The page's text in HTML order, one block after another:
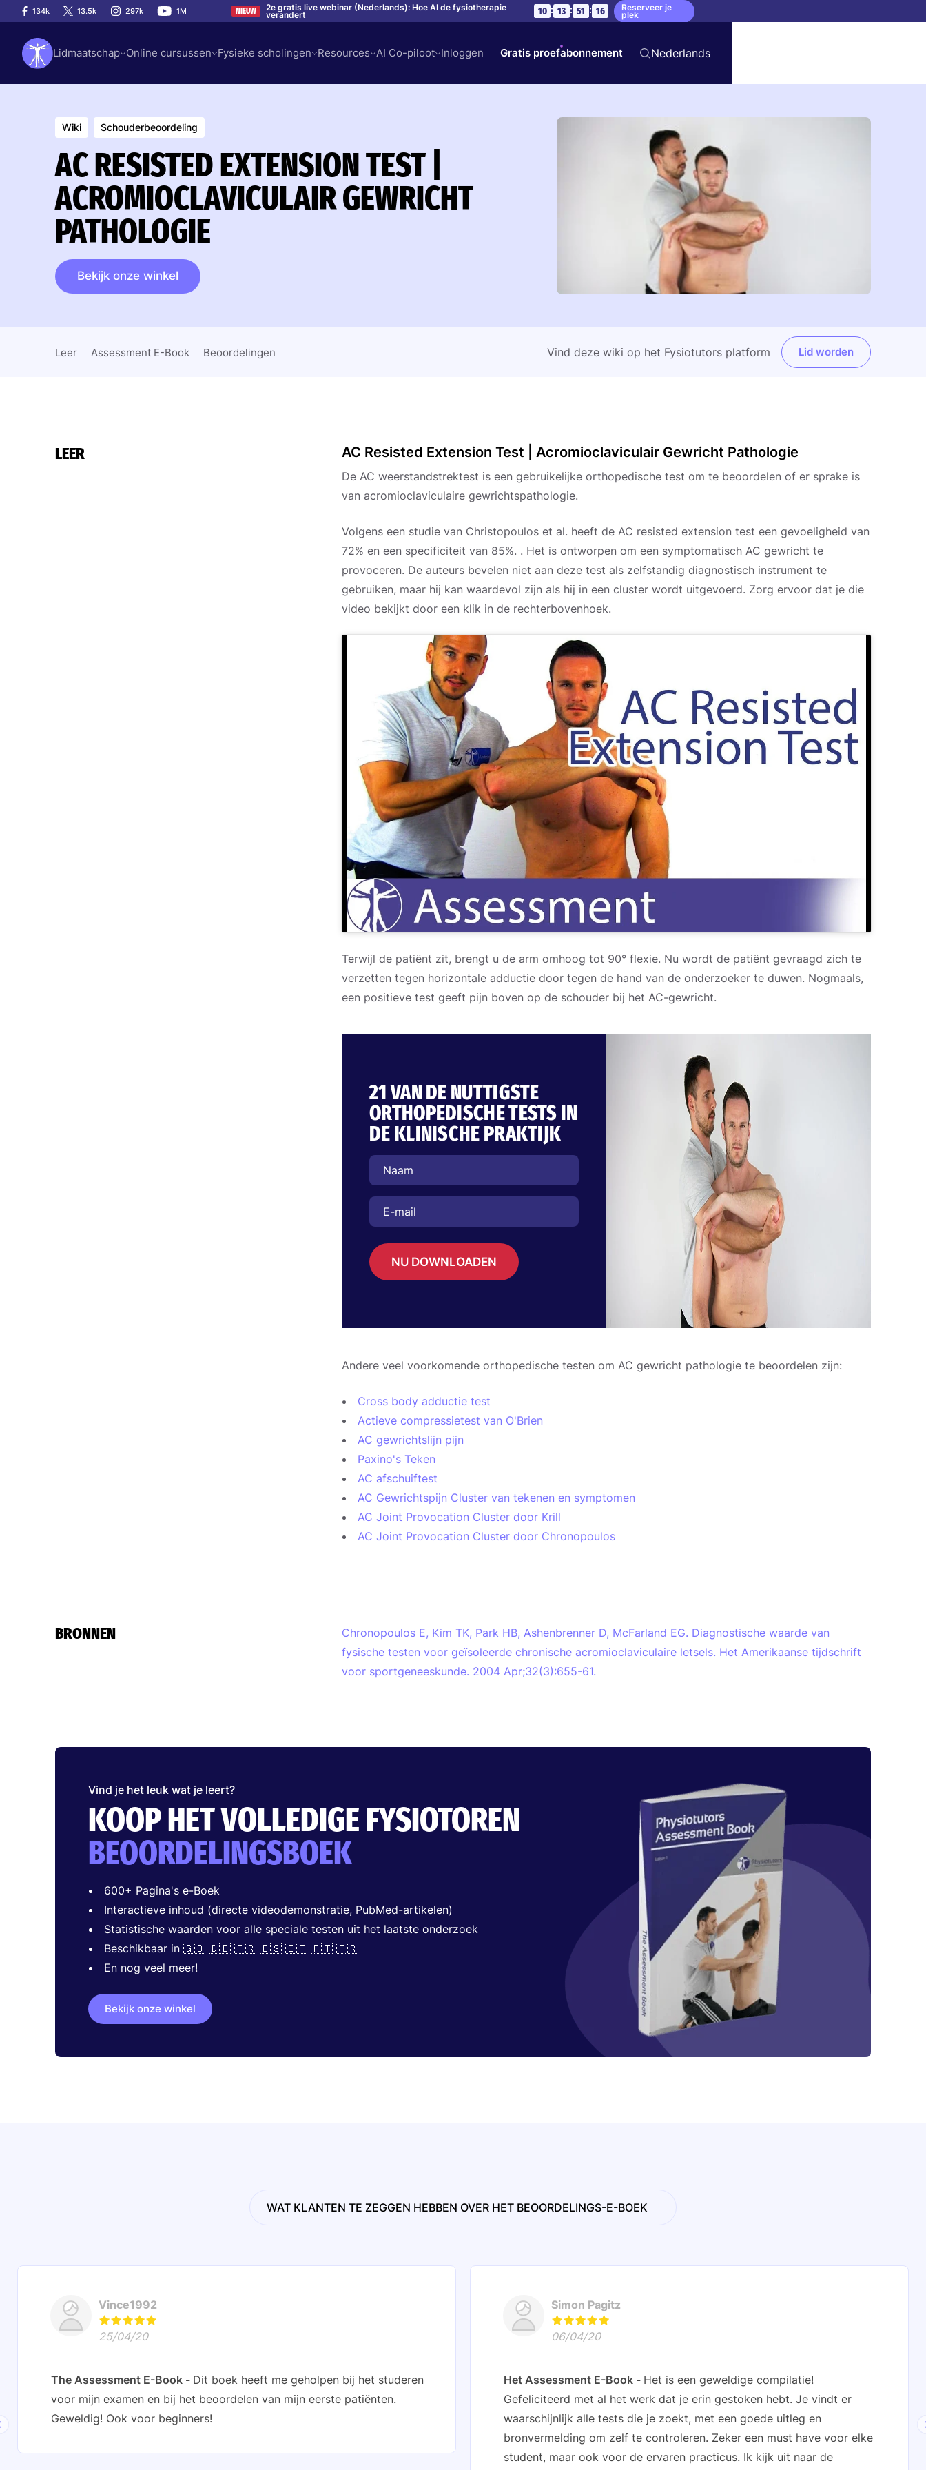
134k 13.5k 297k 1M NIEUW 2e gratis live webinar (Nederlands): Hoe AI de fysiotherapie
verandert 10 : 13 : 51 : 15 Reserveer je
plek
Lidmaatschap Online cursussen Fysieke scholingen Resources AI Co-piloot Inloggen Gratis proefabonnement Nederlands
Wiki Schouderbeoordeling
AC RESISTED EXTENSION TEST |
ACROMIOCLAVICULAIR GEWRICHT
PATHOLOGIE
Bekijk onze winkel
Leer Assessment E-Book Beoordelingen Vind deze wiki op het Fysiotutors platform Lid worden
LEER AC Resisted Extension Test | Acromioclaviculair Gewricht Pathologie
De AC weerstandstrektest is een gebruikelijke orthopedische test om te beoordelen of er sprake is
van acromioclaviculaire gewrichtspathologie.
Volgens een studie van Christopoulos et al. heeft de AC resisted extension test een gevoeligheid van
72% en een specificiteit van 85%. . Het is ontworpen om een symptomatisch AC gewricht te
provoceren. De auteurs bevelen niet aan deze test als zelfstandig diagnostisch instrument te
gebruiken, maar hij kan waardevol zijn als hij in een cluster wordt uitgevoerd. Zorg ervoor dat je die
video bekijkt door een klik in de rechterbovenhoek.
Terwijl de patiënt zit, brengt u de arm omhoog tot 90° flexie. Nu wordt de patiënt gevraagd zich te
verzetten tegen horizontale adductie door tegen de hand van de onderzoeker te duwen. Nogmaals,
een positieve test geeft pijn boven op de schouder bij het AC-gewricht.
21 VAN DE NUTTIGSTE
ORTHOPEDISCHE TESTS IN
DE KLINISCHE PRAKTIJK
NU DOWNLOADEN
Andere veel voorkomende orthopedische testen om AC gewricht pathologie te beoordelen zijn:
Cross body adductie test
Actieve compressietest van O'Brien
AC gewrichtslijn pijn
Paxino's Teken
AC afschuiftest
AC Gewrichtspijn Cluster van tekenen en symptomen
AC Joint Provocation Cluster door Krill
AC Joint Provocation Cluster door Chronopoulos
BRONNEN
Chronopoulos E, Kim TK, Park HB, Ashenbrenner D, McFarland EG. Diagnostische waarde van
fysische testen voor geïsoleerde chronische acromioclaviculaire letsels. Het Amerikaanse tijdschrift
voor sportgeneeskunde. 2004 Apr;32(3):655-61.
Vind je het leuk wat je leert?
KOOP HET VOLLEDIGE FYSIOTOREN
BEOORDELINGSBOEK
600+ Pagina's e-Boek
Interactieve inhoud (directe videodemonstratie, PubMed-artikelen)
Statistische waarden voor alle speciale testen uit het laatste onderzoek
Beschikbaar in 🇬🇧 🇩🇪 🇫🇷 🇪🇸 🇮🇹 🇵🇹 🇹🇷
En nog veel meer!
Bekijk onze winkel
WAT KLANTEN TE ZEGGEN HEBBEN OVER HET BEOORDELINGS-E-BOEK
Vince1992
25/04/20
The Assessment E-Book
Dit boek heeft me geholpen bij het studeren
voor mijn examen en bij het beoordelen van mijn eerste patiënten.
Geweldig! Ook voor beginners!
Simon Pagitz
06/04/20
Het Assessment E-Book
Het is een geweldige compilatie!
Gefeliciteerd met al het werk dat je erin gestoken hebt. Je vindt er
waarschijnlijk alle tests die je zoekt, met een goede uitleg en
bronvermelding om zelf te controleren. Zeker een must have voor elke
student, maar ook voor de ervaren practicus. Ik kijk uit naar de